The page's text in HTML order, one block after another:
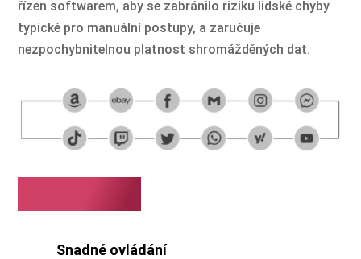
řízen softwarem, aby se zabránilo riziku lidské chyby
typické pro manuální postupy, a zaručuje
nezpochybnitelnou platnost shromážděných dat.
Snadné ovládání